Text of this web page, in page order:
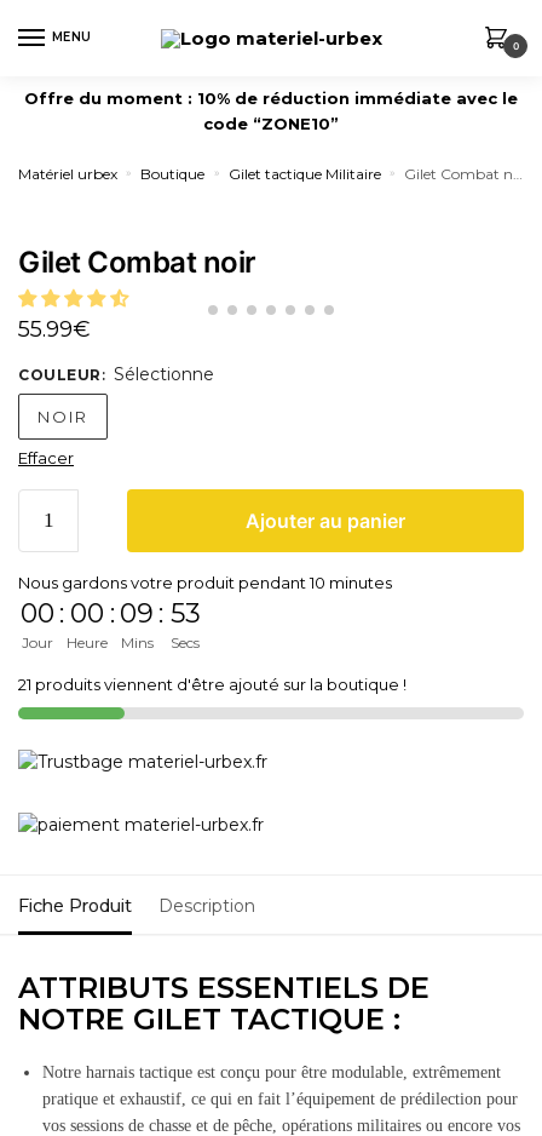
MENU
0
Offre du moment : 10% de réduction immédiate avec le
code “ZONE10”
Matériel urbex » Boutique » Gilet tactique Militaire » Gilet Combat noir
Gilet Combat noir
55.99€
COULEUR : Sélectionne
NOIR
Effacer
Ajouter au panier
Nous gardons votre produit pendant 10 minutes
00
Jour
: 00
Heure
: 09
Mins
: 53
Secs
21 produits viennent d'être ajouté sur la boutique !
Fiche Produit Description
ATTRIBUTS ESSENTIELS DE
NOTRE GILET TACTIQUE :
Notre harnais tactique est conçu pour être modulable, extrêmement
pratique et exhaustif, ce qui en fait l’équipement de prédilection pour
vos sessions de chasse et de pêche, opérations militaires ou encore vos